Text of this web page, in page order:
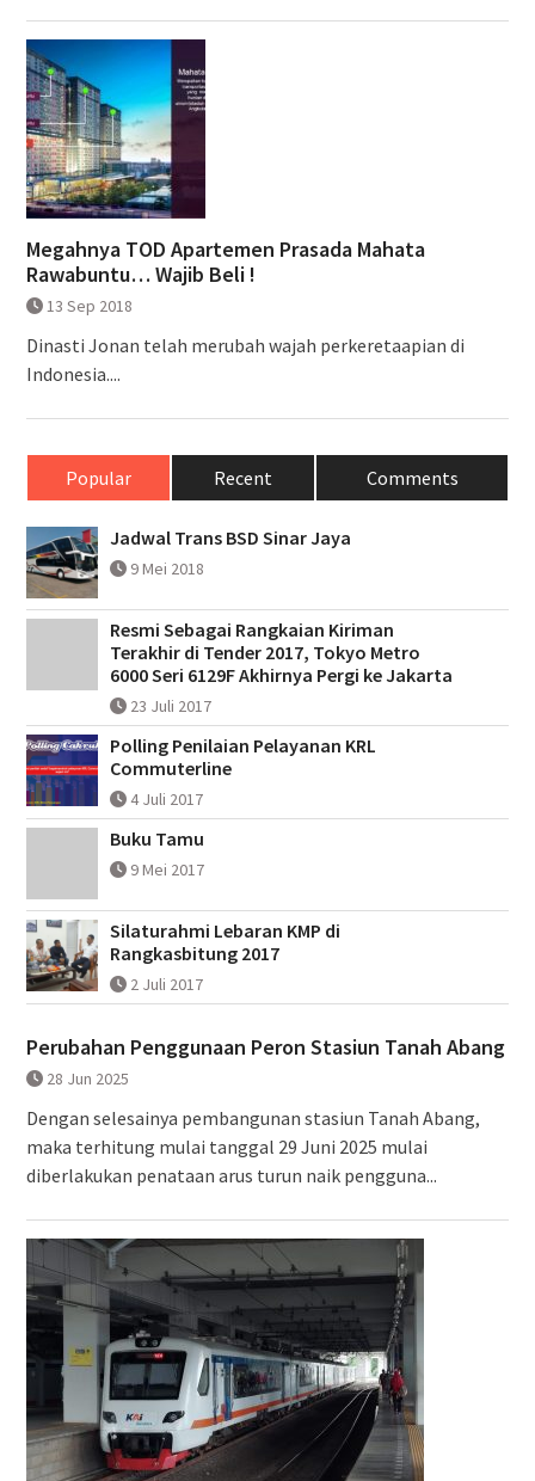
Megahnya TOD Apartemen Prasada Mahata
Rawabuntu… Wajib Beli !
13 Sep 2018
Dinasti Jonan telah merubah wajah perkeretaapian di
Indonesia....
Popular Recent Comments
Jadwal Trans BSD Sinar Jaya
9 Mei 2018
Resmi Sebagai Rangkaian Kiriman
Terakhir di Tender 2017, Tokyo Metro
6000 Seri 6129F Akhirnya Pergi ke Jakarta
23 Juli 2017
Polling Penilaian Pelayanan KRL
Commuterline
4 Juli 2017
Buku Tamu
9 Mei 2017
Silaturahmi Lebaran KMP di
Rangkasbitung 2017
2 Juli 2017
Perubahan Penggunaan Peron Stasiun Tanah Abang
28 Jun 2025
Dengan selesainya pembangunan stasiun Tanah Abang,
maka terhitung mulai tanggal 29 Juni 2025 mulai
diberlakukan penataan arus turun naik pengguna...